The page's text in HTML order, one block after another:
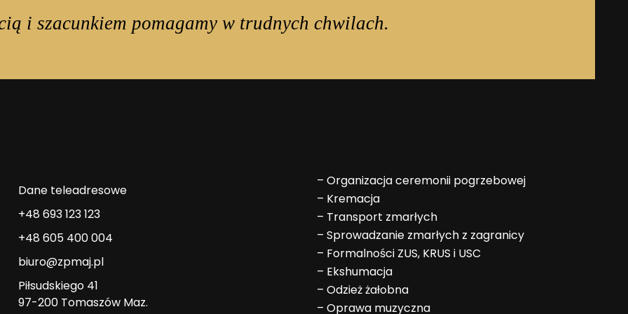
i szacunkiem pomagamy w trudnych chwilach.
Dane teleadresowe
+48 693 123 123
+48 605 400 004
biuro@zpmaj.pl
Piłsudskiego 41
97-200 Tomaszów Maz.
–Organizacja ceremonii pogrzebowej
– Kremacja
– Transport zmarłych
–Sprowadzanie zmarłych z zagranicy
– Formalności ZUS, KRUS i USC
– Ekshumacja
–Odzież żałobna
–Oprawa muzyczna